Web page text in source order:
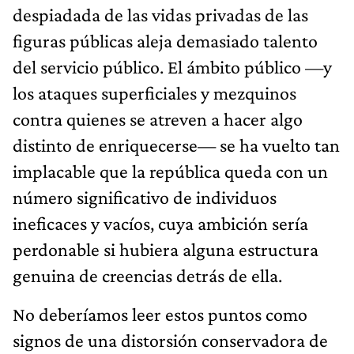
despiadada de las vidas privadas de las
figuras públicas aleja demasiado talento
del servicio público. El ámbito público —y
los ataques superficiales y mezquinos
contra quienes se atreven a hacer algo
distinto de enriquecerse— se ha vuelto tan
implacable que la república queda con un
número significativo de individuos
ineficaces y vacíos, cuya ambición sería
perdonable si hubiera alguna estructura
genuina de creencias detrás de ella.
No deberíamos leer estos puntos como
signos de una distorsión conservadora de